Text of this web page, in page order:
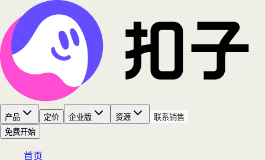
产品 定价 企业版 资源
联系销售
免费开始
首页